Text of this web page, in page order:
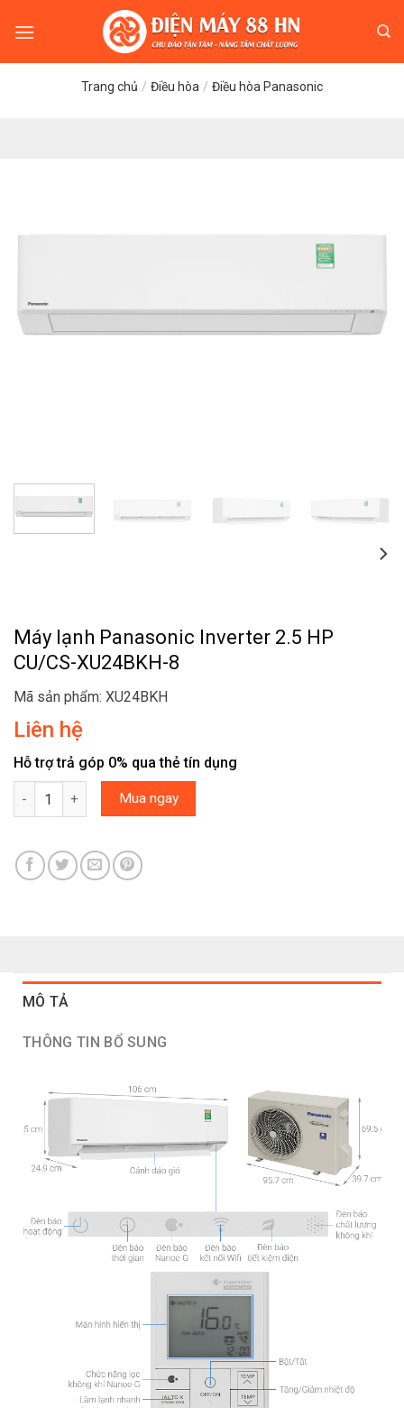
Trang chủ / Điều hòa / Điều hòa Panasonic
Máy lạnh Panasonic Inverter 2.5 HP
CU/CS-XU24BKH-8
Mã sản phẩm: XU24BKH
Liên hệ
Hỗ trợ trả góp 0% qua thẻ tín dụng
Máy lạnh Panasonic Inverter 2.5 HP CU/CS-XU24BKH-8 số lượng
Mua ngay
MÔ TẢ
THÔNG TIN BỔ SUNG